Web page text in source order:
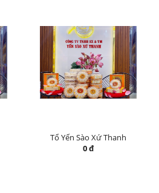
Tổ Yến Sào Xứ Thanh
0 đ